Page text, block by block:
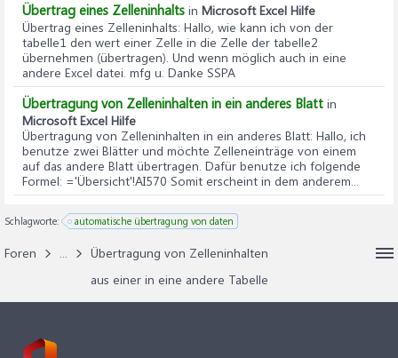
Übertrag eines Zelleninhalts in Microsoft Excel Hilfe
Übertrag eines Zelleninhalts: Hallo, wie kann ich von der
tabelle1 den wert einer Zelle in die Zelle der tabelle2
übernehmen (übertragen). Und wenn möglich auch in eine
andere Excel datei. mfg u. Danke SSPA
Übertragung von Zelleninhalten in ein anderes Blatt in
Microsoft Excel Hilfe
Übertragung von Zelleninhalten in ein anderes Blatt: Hallo, ich
benutze zwei Blätter und möchte Zelleneinträge von einem
auf das andere Blatt übertragen. Dafür benutze ich folgende
Formel: ='Übersicht'!AI570 Somit erscheint in dem anderem...
Schlagworte: automatische übertragung von daten
Foren ...
Übertragung von Zelleninhalten
aus einer in eine andere Tabelle